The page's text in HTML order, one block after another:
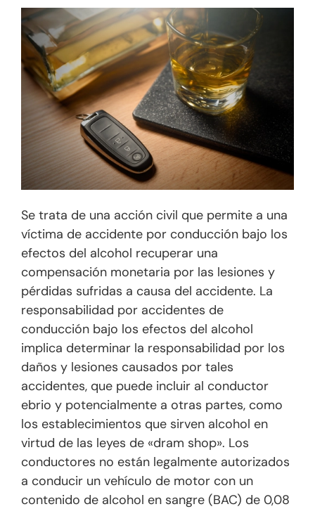
Se trata de una acción civil que permite a una
víctima de accidente por conducción bajo los
efectos del alcohol recuperar una
compensación monetaria por las lesiones y
pérdidas sufridas a causa del accidente. La
responsabilidad por accidentes de
conducción bajo los efectos del alcohol
implica determinar la responsabilidad por los
daños y lesiones causados por tales
accidentes, que puede incluir al conductor
ebrio y potencialmente a otras partes, como
los establecimientos que sirven alcohol en
virtud de las leyes de «dram shop». Los
conductores no están legalmente autorizados
a conducir un vehículo de motor con un
contenido de alcohol en sangre (BAC) de 0,08